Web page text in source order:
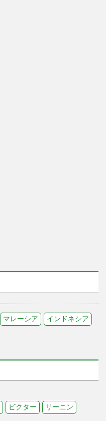
マレーシア インドネシア
ビクター リーニン